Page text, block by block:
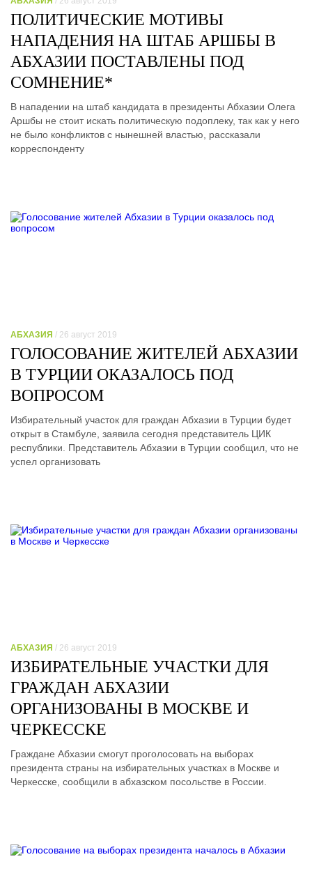
ПОЛИТИЧЕСКИЕ МОТИВЫ
НАПАДЕНИЯ НА ШТАБ АРШБЫ В
АБХАЗИИ ПОСТАВЛЕНЫ ПОД
СОМНЕНИЕ*
В нападении на штаб кандидата в президенты Абхазии Олега
Аршбы не стоит искать политическую подоплеку, так как у него
не было конфликтов с нынешней властью, рассказали
корреспонденту
АБХАЗИЯ / 26 август 2019
ГОЛОСОВАНИЕ ЖИТЕЛЕЙ АБХАЗИИ
В ТУРЦИИ ОКАЗАЛОСЬ ПОД
ВОПРОСОМ
Избирательный участок для граждан Абхазии в Турции будет
открыт в Стамбуле, заявила сегодня представитель ЦИК
республики. Представитель Абхазии в Турции сообщил, что не
успел организовать
АБХАЗИЯ / 26 август 2019
ИЗБИРАТЕЛЬНЫЕ УЧАСТКИ ДЛЯ
ГРАЖДАН АБХАЗИИ
ОРГАНИЗОВАНЫ В МОСКВЕ И
ЧЕРКЕССКЕ
Граждане Абхазии смогут проголосовать на выборах
президента страны на избирательных участках в Москве и
Черкесске, сообщили в абхазском посольстве в России.